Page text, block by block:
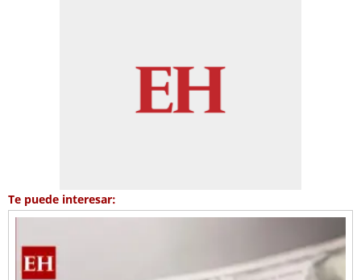
Te puede interesar: